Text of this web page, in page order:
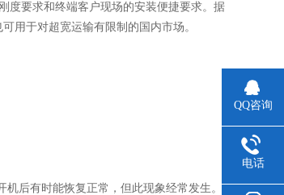
度要求和终端客户现场的安装便捷要求。据
用于对超宽运输有限制的国内市场。
机后有时能恢复正常，但此现象经常发生。
QQ咨询
电话